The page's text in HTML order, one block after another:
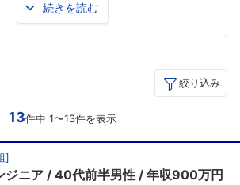
のCSR報告書などの情報をもとにキャリコネが編集を
続きを読む
絞り込み
13件中 1〜13件を表示
]
ジニア 40代前半男性
年収900万円